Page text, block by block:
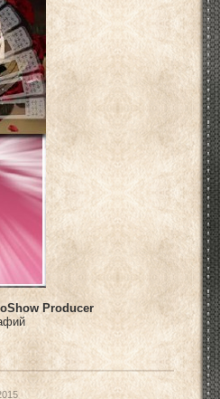
Producer